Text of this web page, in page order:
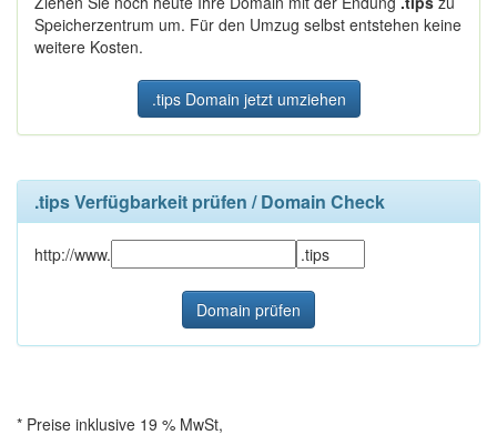
Speicherzentrum um. Für den Umzug selbst entstehen keine
weitere Kosten.
.tips Domain jetzt umziehen
.tips Verfügbarkeit prüfen / Domain Check
http://www.
* Preise inklusive 19 % MwSt,